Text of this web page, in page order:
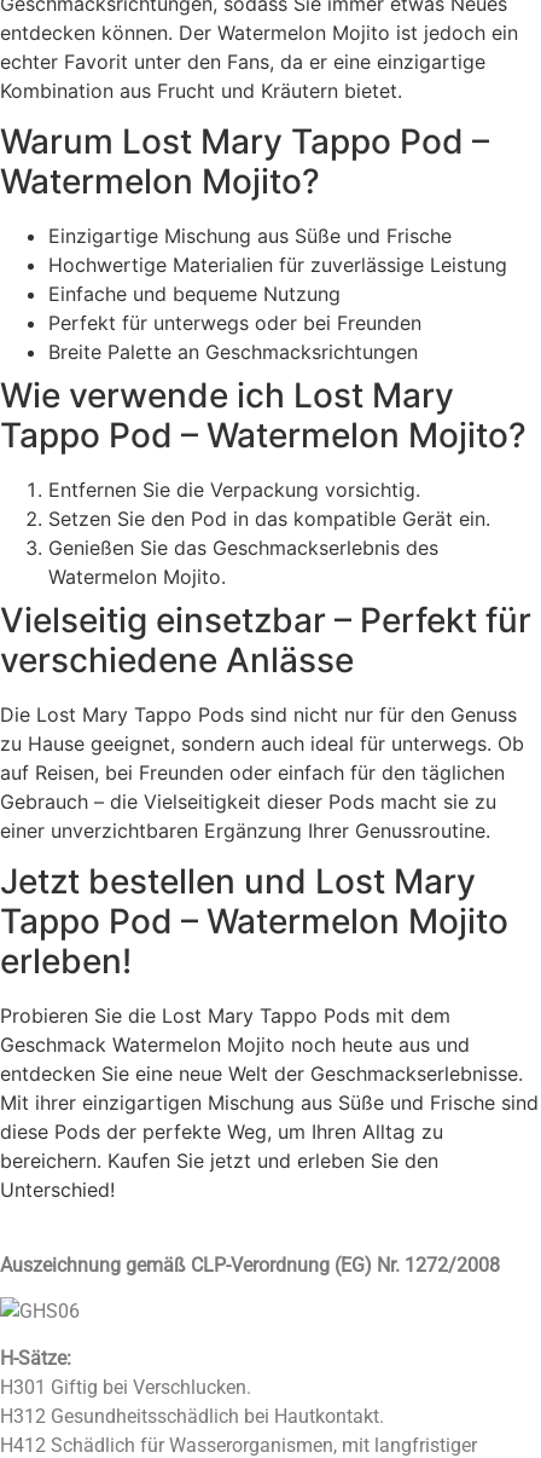
entdecken können. Der Watermelon Mojito ist jedoch ein
echter Favorit unter den Fans, da er eine einzigartige
Kombination aus Frucht und Kräutern bietet.
Warum Lost Mary Tappo Pod –
Watermelon Mojito?
Einzigartige Mischung aus Süße und Frische
Hochwertige Materialien für zuverlässige Leistung
Einfache und bequeme Nutzung
Perfekt für unterwegs oder bei Freunden
Breite Palette an Geschmacksrichtungen
Wie verwende ich Lost Mary
Tappo Pod – Watermelon Mojito?
Entfernen Sie die Verpackung vorsichtig.
Setzen Sie den Pod in das kompatible Gerät ein.
Genießen Sie das Geschmackserlebnis des
Watermelon Mojito.
Vielseitig einsetzbar – Perfekt für
verschiedene Anlässe
Die Lost Mary Tappo Pods sind nicht nur für den Genuss
zu Hause geeignet, sondern auch ideal für unterwegs. Ob
auf Reisen, bei Freunden oder einfach für den täglichen
Gebrauch – die Vielseitigkeit dieser Pods macht sie zu
einer unverzichtbaren Ergänzung Ihrer Genussroutine.
Jetzt bestellen und Lost Mary
Tappo Pod – Watermelon Mojito
erleben!
Probieren Sie die Lost Mary Tappo Pods mit dem
Geschmack Watermelon Mojito noch heute aus und
entdecken Sie eine neue Welt der Geschmackserlebnisse.
Mit ihrer einzigartigen Mischung aus Süße und Frische sind
diese Pods der perfekte Weg, um Ihren Alltag zu
bereichern. Kaufen Sie jetzt und erleben Sie den
Unterschied!
Auszeichnung gemäß CLP-Verordnung (EG) Nr. 1272/2008
H-Sätze:
H301 Giftig bei Verschlucken.
H312 Gesundheitsschädlich bei Hautkontakt.
H412 Schädlich für Wasserorganismen, mit langfristiger